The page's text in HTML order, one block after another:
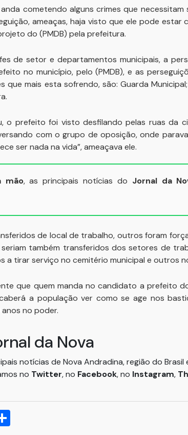
cometendo alguns crimes que necessitam
ameaças, haja visto que ele pode estar
do (PMDB) pela prefeitura.
de setor e departamentos municipais, a
no município, pelo (PMDB), e as
que mais esta sofrendo, são: Guarda
o prefeito foi visto desfilando pelas ruas da
com o grupo de oposição, onde
ser nada na vida”, ameaçava ele.
mão, as principais notícias do Jornal da
de local de trabalho, outros foram
também transferidos dos setores de
a tirar serviço no cemitério municipal e outros
que quem manda no candidato a prefeito
a população ver como se age nos
no poder.
da Nova
notícias de Nova Andradina, região do Brasil
no Twitter, no Facebook, no Instagram,